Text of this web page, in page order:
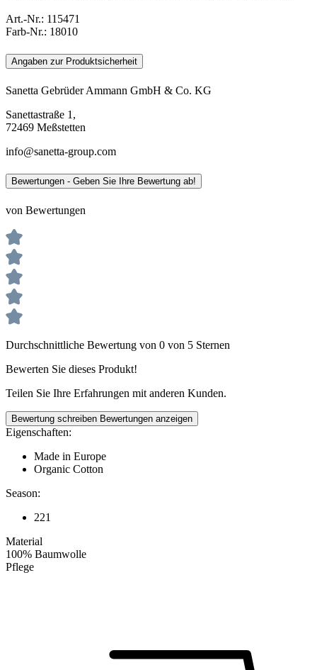
Art.-Nr.: 115471
Farb-Nr.: 18010
Angaben zur Produktsicherheit
Sanetta Gebrüder Ammann GmbH & Co. KG
Sanettastraße 1,
72469 Meßstetten
info@sanetta-group.com
Bewertungen - Geben Sie Ihre Bewertung ab!
von Bewertungen
Durchschnittliche Bewertung von 0 von 5 Sternen
Bewerten Sie dieses Produkt!
Teilen Sie Ihre Erfahrungen mit anderen Kunden.
Bewertung schreiben Bewertungen anzeigen
Eigenschaften:
Made in Europe
Organic Cotton
Season:
221
Material
100% Baumwolle
Pflege